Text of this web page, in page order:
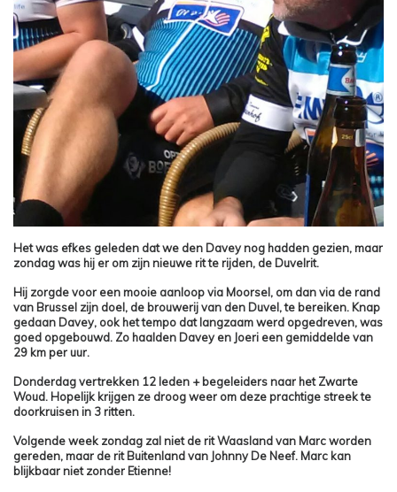
Het was efkes geleden dat we den Davey nog hadden gezien, maar
zondag was hij er om zijn nieuwe rit te rijden, de Duvelrit.
Hij zorgde voor een mooie aanloop via Moorsel, om dan via de rand
van Brussel zijn doel, de brouwerij van den Duvel, te bereiken. Knap
gedaan Davey, ook het tempo dat langzaam werd opgedreven, was
goed opgebouwd. Zo haalden Davey en Joeri een gemiddelde van
29 km per uur.
Donderdag vertrekken 12 leden + begeleiders naar het Zwarte
Woud. Hopelijk krijgen ze droog weer om deze prachtige streek te
doorkruisen in 3 ritten.
Volgende week zondag zal niet de rit Waasland van Marc worden
gereden, maar de rit Buitenland van Johnny De Neef. Marc kan
blijkbaar niet zonder Etienne!